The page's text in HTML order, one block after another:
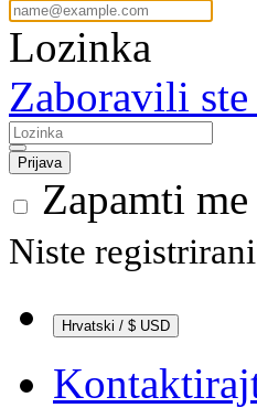
Lozinka
Zaboravili
Prijava
Zapamti me
Niste
Hrvatski / $ USD